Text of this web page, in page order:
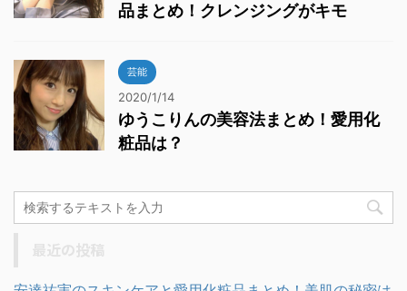
品まとめ！クレンジングがキモ
芸能
2020/1/14
ゆうこりんの美容法まとめ！愛用化
粧品は？